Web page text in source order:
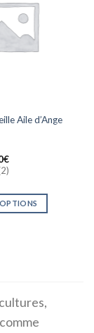
Aile d’Ange
€
2)